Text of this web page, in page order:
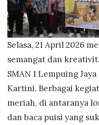
Selasa, 21 April 2026
semangat dan
SMAN 1 Lempuing
Kartini. Berbagai
meriah, di antaranya
dan baca puisi yang